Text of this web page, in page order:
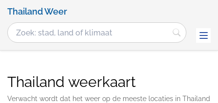
Thailand Weer
Thailand weerkaart
Verwacht wordt dat het weer op de meeste locaties in Thailand